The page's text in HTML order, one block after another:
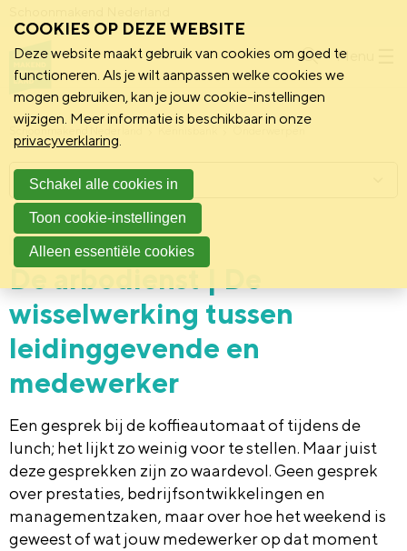
Menu
Schoonmakend Nederland
Vereniging 26 februari 2026
De arbodienst | De
wisselwerking tussen
leidinggevende en
medewerker
Een gesprek bij de koffieautomaat of tijdens de
lunch; het lijkt zo weinig voor te stellen. Maar juist
deze gesprekken zijn zo waardevol. Geen gesprek
over prestaties, bedrijfsontwikkelingen en
managementzaken, maar over hoe het weekend is
geweest of wat jouw medewerker op dat moment
Menu
COOKIES OP DEZE WEBSITE
Deze website maakt gebruik van cookies om goed te
functioneren. Als je wilt aanpassen welke cookies we
mogen gebruiken, kan je jouw cookie-instellingen
wijzigen. Meer informatie is beschikbaar in onze
privacyverklaring.
Schakel alle cookies in
Toon cookie-instellingen
Alleen essentiële cookies